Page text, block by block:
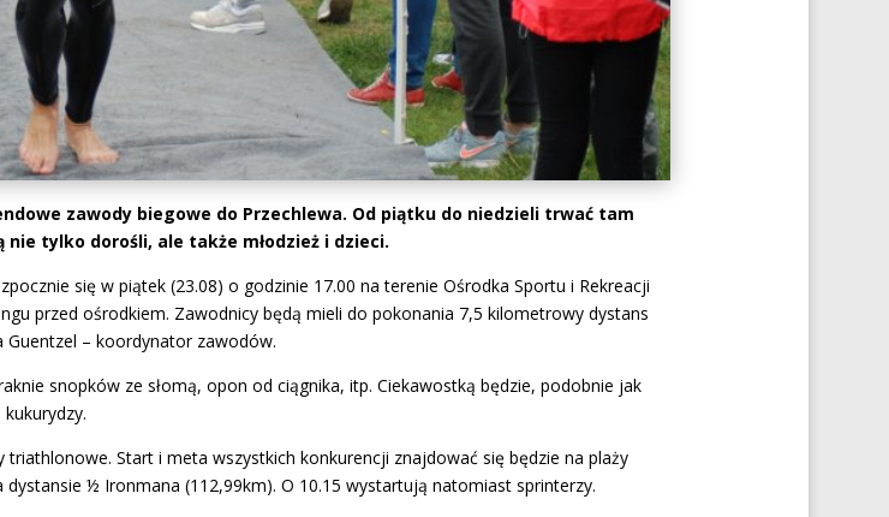
zawody biegowe do Przechlewa. Od piątku do niedzieli trwać tam
nie tylko dorośli, ale także młodzież i dzieci.
się w piątek (23.08) o godzinie 17.00 na terenie Ośrodka Sportu i Rekreacji
przed ośrodkiem. Zawodnicy będą mieli do pokonania 7,5 kilometrowy dystans
– koordynator zawodów.
snopków ze słomą, opon od ciągnika, itp. Ciekawostką będzie, podobnie jak
Start i meta wszystkich konkurencji znajdować się będzie na plaży
½ Ironmana (112,99km). O 10.15 wystartują natomiast sprinterzy.